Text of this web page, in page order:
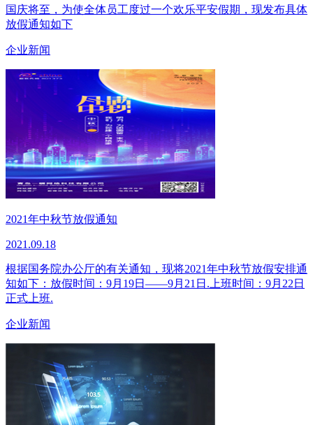
国庆将至，为使全体员工度过一个欢乐平安假期，现发布具体
放假通知如下
企业新闻
2021年中秋节放假通知
2021.09.18
根据国务院办公厅的有关通知，现将2021年中秋节放假安排通
知如下：放假时间：9月19日——9月21日.上班时间：9月22日
正式上班.
企业新闻